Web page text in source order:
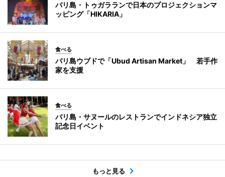
バリ島・トゥガラランで日本のプロジェクションマ
ッピング「HIKARIA」
食べる
バリ島ウブドで「Ubud Artisan Market」 若手作
家を支援
食べる
バリ島・サヌールのレストランでインドネシア独立
記念日イベント
もっと見る